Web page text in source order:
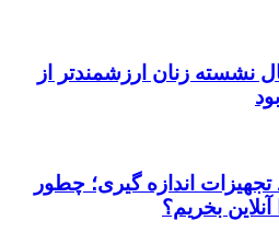
نشسته زنان ارزشمندتر از
اندازه گیری؛ چطور
بخریم؟